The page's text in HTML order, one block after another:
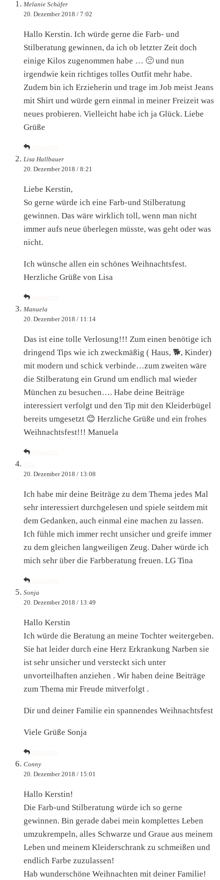
Melanie Schäfer
20. Dezember 2018 / 7:02
Hallo Kerstin. Ich würde gerne die Farb- und
Stilberatung gewinnen, da ich ob letzter Zeit doch
einige Kilos zugenommen habe … 🙁 und nun
irgendwie kein richtiges tolles Outfit mehr habe.
Zudem bin ich Erzieherin und trage im Job meist Jeans
mit Shirt und würde gern einmal in meiner Freizeit was
neues probieren. Vielleicht habe ich ja Glück. Liebe
Grüße
Lisa Hallbauer
20. Dezember 2018 / 8:21
Liebe Kerstin,
So gerne würde ich eine Farb-und Stilberatung
gewinnen. Das wäre wirklich toll, wenn man nicht
immer aufs neue überlegen müsste, was geht oder was
nicht.
Ich wünsche allen ein schönes Weihnachtsfest.
Herzliche Grüße von Lisa
Manuela
20. Dezember 2018 / 11:14
Das ist eine tolle Verlosung!!! Zum einen benötige ich
dringend Tips wie ich zweckmäßig ( Haus, 🐕, Kinder)
mit modern und schick verbinde…zum zweiten wäre
die Stilberatung ein Grund um endlich mal wieder
München zu besuchen…. Habe deine Beiträge
interessiert verfolgt und den Tip mit den Kleiderbügel
bereits umgesetzt 😊 Herzliche Grüße und ein frohes
Weihnachtsfest!!! Manuela
20. Dezember 2018 / 13:08
Ich habe mir deine Beiträge zu dem Thema jedes Mal
sehr interessiert durchgelesen und spiele seitdem mit
dem Gedanken, auch einmal eine machen zu lassen.
Ich fühle mich immer recht unsicher und greife immer
zu dem gleichen langweiligen Zeug. Daher würde ich
mich sehr über die Farbberatung freuen. LG Tina
Sonja
20. Dezember 2018 / 13:49
Hallo Kerstin
Ich würde die Beratung an meine Tochter weitergeben.
Sie hat leider durch eine Herz Erkrankung Narben sie
ist sehr unsicher und versteckt sich unter
unvorteilhaften anziehen . Wir haben deine Beiträge
zum Thema mir Freude mitverfolgt .
Dir und deiner Familie ein spannendes Weihnachtsfest
Viele Grüße Sonja
Conny
20. Dezember 2018 / 15:01
Hallo Kerstin!
Die Farb-und Stilberatung würde ich so gerne
gewinnen. Bin gerade dabei mein komplettes Leben
umzukrempeln, alles Schwarze und Graue aus meinem
Leben und meinem Kleiderschrank zu schmeißen und
endlich Farbe zuzulassen!
Hab wunderschöne Weihnachten mit deiner Familie!